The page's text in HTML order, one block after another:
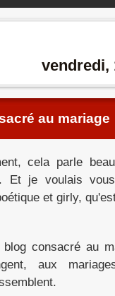
vendredi,
au mariage
cela parle
Et je voulais
et girly,
consacré au
aux